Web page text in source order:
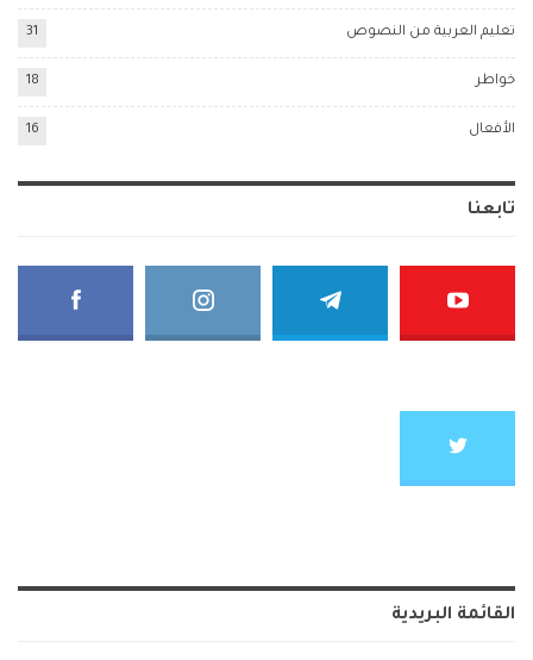
تعليم العربية من النصوص 31
خواطر 18
الأفعال 16
تابعنا
القائمة البريدية